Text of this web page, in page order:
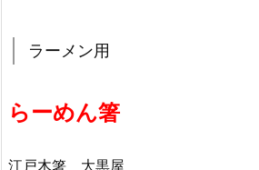
ラーメン用
らーめん箸
江戸木箸 大黒屋